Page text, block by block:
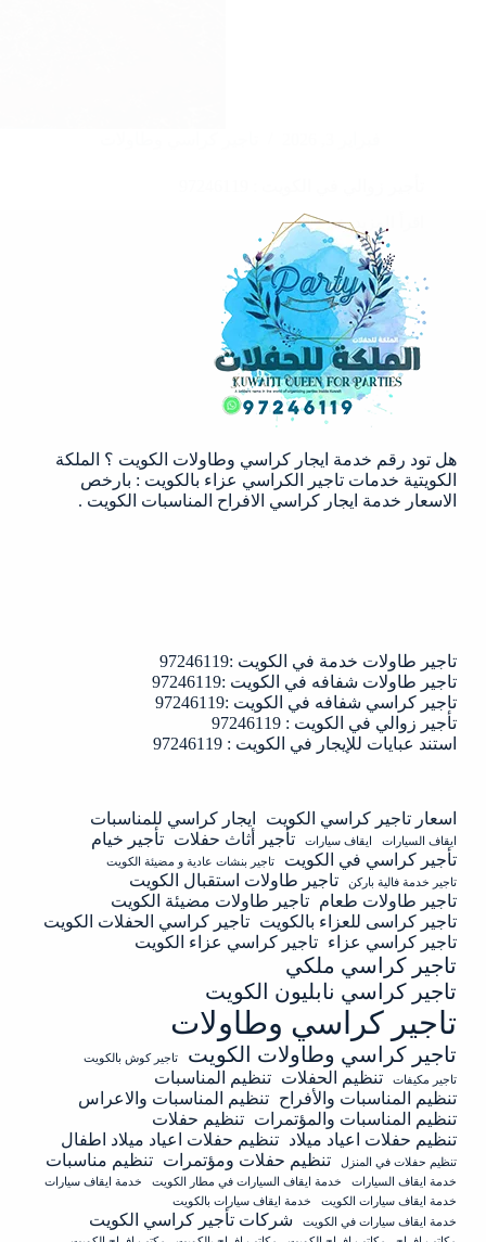
زوالي
الكويت
:
97246119
هل تود رقم خدمة ايجار كراسي وطاولات الكويت ؟ الملكة
الكويتية خدمات تاجير الكراسي عزاء بالكويت : بارخص
الاسعار خدمة ايجار كراسي الافراح المناسبات الكويت .
تاجير طاولات خدمة في الكويت :97246119
تاجير طاولات شفافه في الكويت :97246119
تاجير كراسي شفافه في الكويت :97246119
تأجير زوالي في الكويت : 97246119
استند عبايات للإيجار في الكويت : 97246119
اسعار تاجير كراسي الكويت ايجار كراسي للمناسبات
ايقاف السيارات ايقاف سيارات تأجير أثاث حفلات تأجير خيام
تأجير كراسي في الكويت
تاجير بنشات عادية و مضيئة الكويت
تاجير خدمة فالية باركن
تاجير طاولات استقبال الكويت
تاجير طاولات طعام تاجير طاولات مضيئة الكويت
تاجير كراسى للعزاء بالكويت تاجير كراسي الحفلات الكويت
تاجير كراسي عزاء تاجير كراسي عزاء الكويت
تاجير كراسي ملكي
تاجير كراسي نابليون الكويت
تاجير كراسي وطاولات
تاجير كراسي وطاولات الكويت
تاجير كوش بالكويت
تاجير مكيفات
تنظيم الحفلات تنظيم المناسبات
تنظيم المناسبات والأفراح تنظيم المناسبات والاعراس
تنظيم المناسبات والمؤتمرات تنظيم حفلات
تنظيم حفلات اعياد ميلاد تنظيم حفلات اعياد ميلاد اطفال
تنظيم حفلات في المنزل تنظيم حفلات ومؤتمرات تنظيم مناسبات
خدمة ايقاف السيارات خدمة ايقاف السيارات في مطار الكويت
خدمة ايقاف سيارات
خدمة ايقاف سيارات الكويت
خدمة ايقاف سيارات بالكويت
خدمة ايقاف سيارات في الكويت
شركات تأجير كراسي الكويت